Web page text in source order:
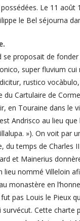
Le 11 août
le Bel séjourna
se proposait de
super fluvium cui
rustico vocàbulo,
du Cartulaire de
en Touraine dans le
Andrisco au lieu que
»). On voit par
du temps de Charles
et Mainerius
lieu nommé Villeloin
monastère en
pas Louis le Pieux
survécut. Cette charte